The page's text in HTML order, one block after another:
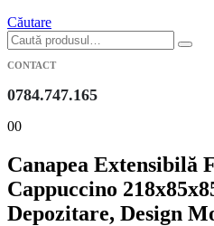
Căutare
CONTACT
0784.747.165
00
Canapea Extensibilă
Cappuccino
Depozitare, Design